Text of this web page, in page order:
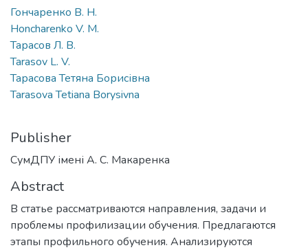
Гончаренко В. Н.
Honcharenko V. M.
Тарасов Л. В.
Tarasov L. V.
Тарасова Тетяна Борисівна
Tarasova Tetiana Borysivna
Publisher
СумДПУ імені А. С. Макаренка
Abstract
В статье рассматриваются направления, задачи и
проблемы профилизации обучения. Предлагаются
этапы профильного обучения. Анализируются